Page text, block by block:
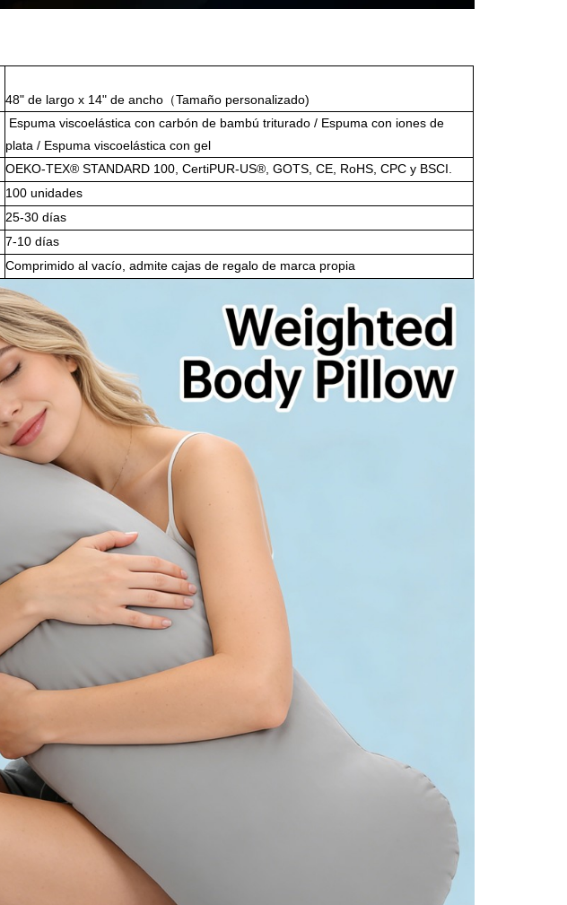
48" de largo x 14" de ancho （Tamaño personalizado)
Espuma viscoelástica con carbón de bambú triturado / Espuma con iones de
plata / Espuma viscoelástica con gel
OEKO-TEX® STANDARD 100, CertiPUR-US®, GOTS, CE, RoHS, CPC y BSCI.
100 unidades
25-30 días
7-10 días
Comprimido al vacío, admite cajas de regalo de marca propia